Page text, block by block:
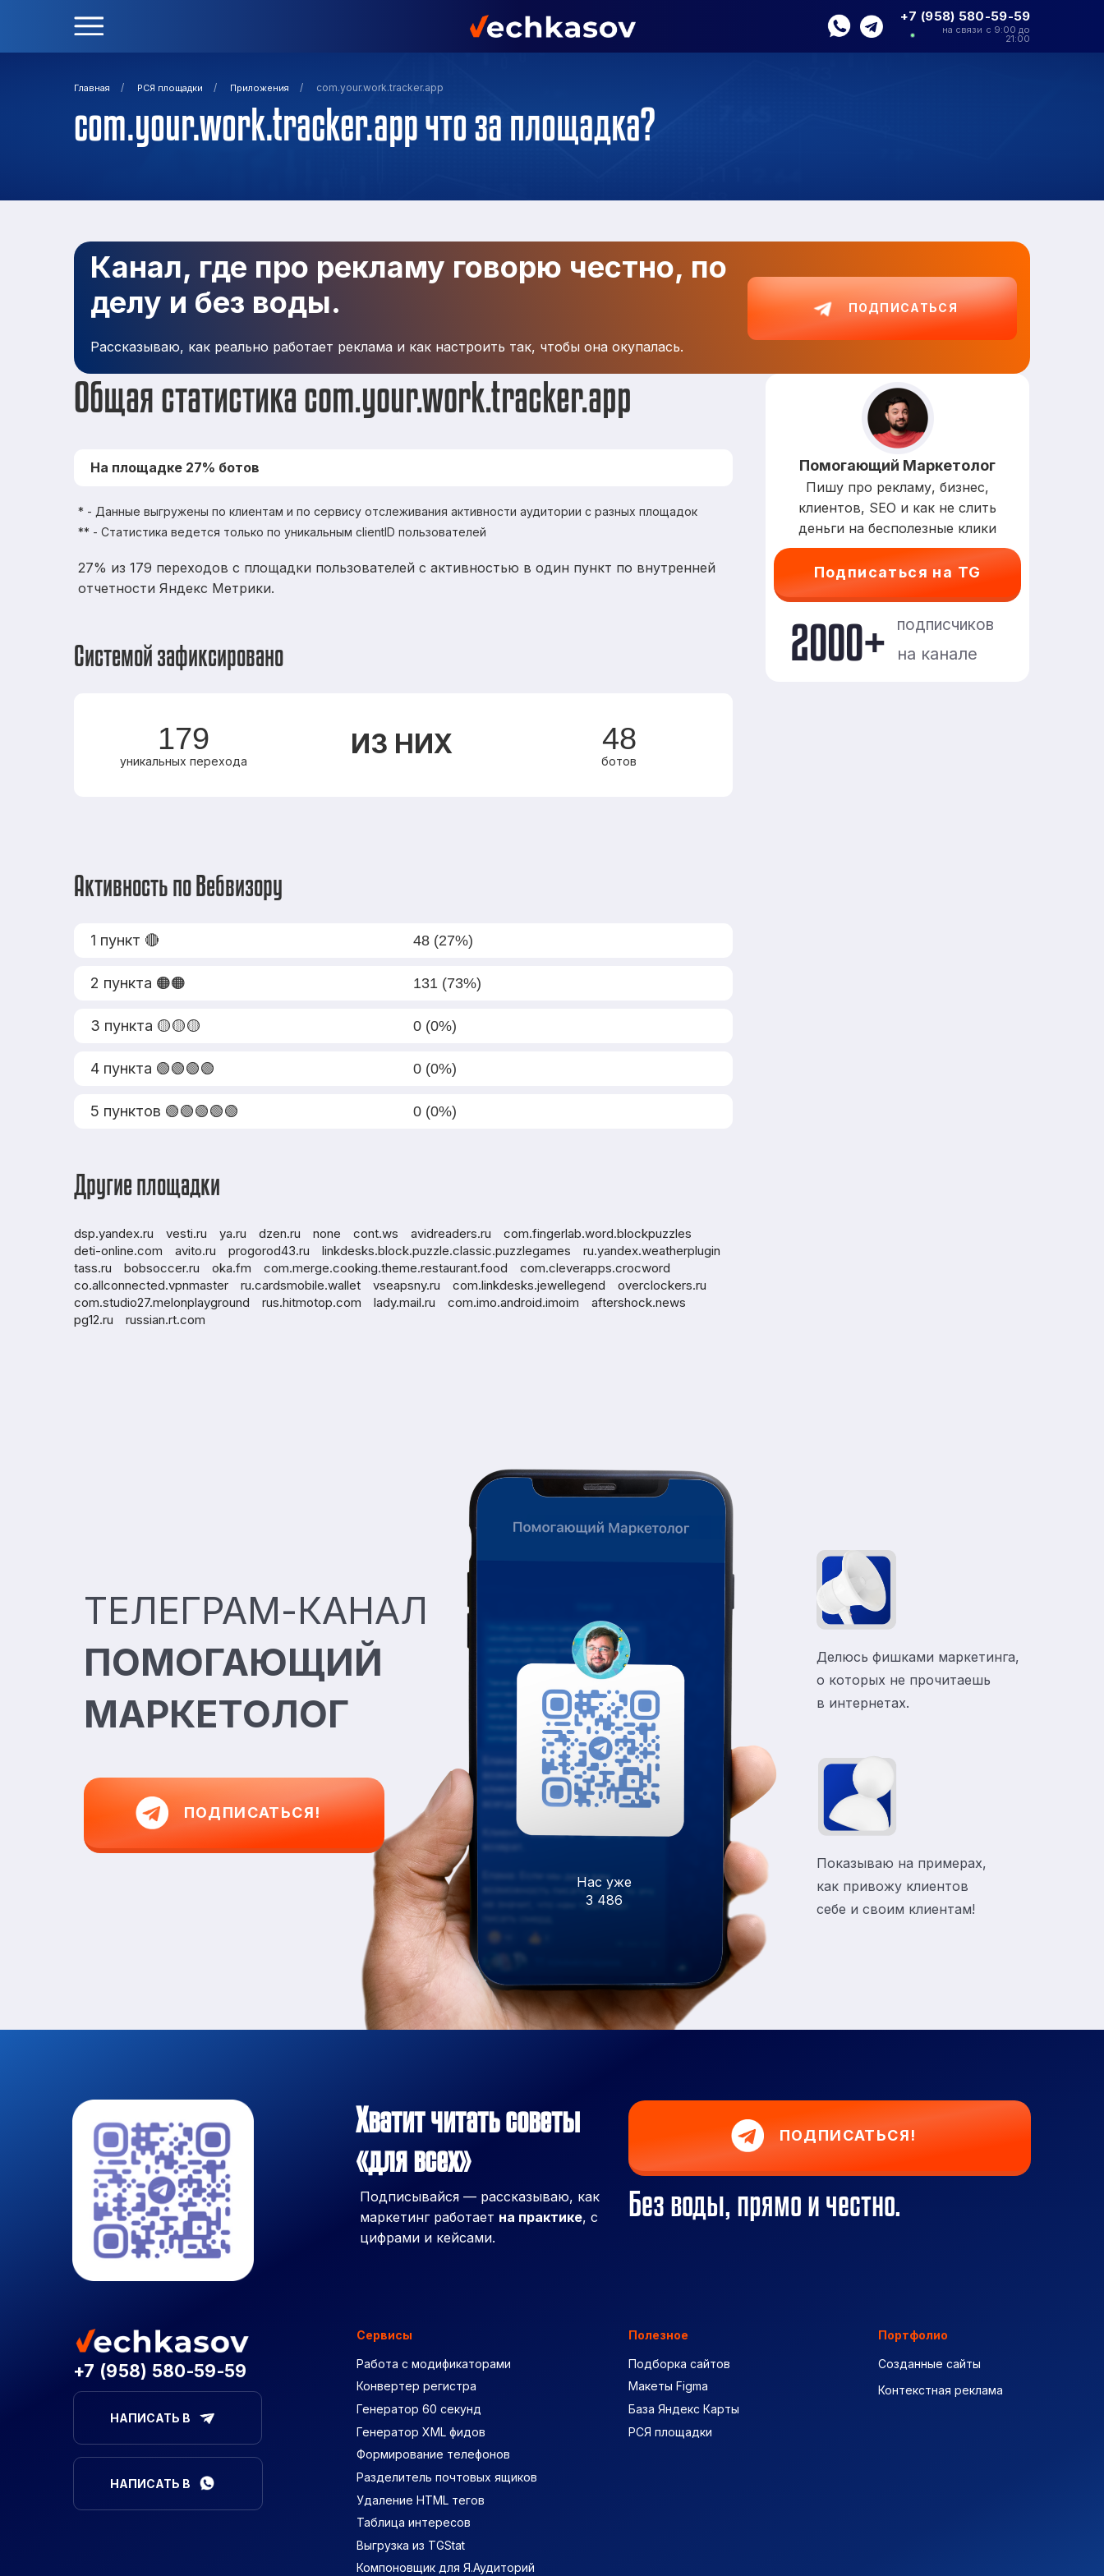
+7 (958) 580-59-59
на связи с 9:00 до
21:00
Главная / РСЯ площадки / Приложения / com.your.work.tracker.app
com.your.work.tracker.app что за площадка?
Канал, где про рекламу говорю честно, по
делу и без воды.
Рассказываю, как реально работает реклама и как настроить так, чтобы она окупалась.
ПОДПИСАТЬСЯ
Общая статистика com.your.work.tracker.app
На площадке 27% ботов
* - Данные выгружены по клиентам и по сервису отслеживания активности аудитории с разных площадок
** - Статистика ведется только по уникальным clientID пользователей
27% из 179 переходов с площадки пользователей с активностью в один пункт по внутренней
отчетности Яндекс Метрики.
Системой зафиксировано
179
уникальных перехода
ИЗ НИХ 48
ботов
Активность по Вебвизору
1 пункт 🔴 48 (27%)
2 пункта 🟠🟠 131 (73%)
3 пункта 🟡🟡🟡 0 (0%)
4 пункта 🟢🟢🟢🟢 0 (0%)
5 пунктов 🟢🟢🟢🟢🟢 0 (0%)
Другие площадки
dsp.yandex.ru vesti.ru ya.ru dzen.ru none cont.ws avidreaders.ru
com.fingerlab.word.blockpuzzles
deti-online.com
avito.ru progorod43.ru linkdesks.block.puzzle.classic.puzzlegames
ru.yandex.weatherplugin
tass.ru
bobsoccer.ru oka.fm com.merge.cooking.theme.restaurant.food
com.cleverapps.crocword
co.allconnected.vpnmaster
ru.cardsmobile.wallet vseapsny.ru com.linkdesks.jewellegend
overclockers.ru
com.studio27.melonplayground
rus.hitmotop.com lady.mail.ru com.imo.android.imoim
aftershock.news
pg12.ru
russian.rt.com
Помогающий Маркетолог
Пишу про рекламу, бизнес,
клиентов, SEO и как не слить
деньги на бесполезные клики
Подписаться на TG
2000+ подписчиков
на канале
ТЕЛЕГРАМ-КАНАЛ
ПОМОГАЮЩИЙ
МАРКЕТОЛОГ
ПОДПИСАТЬСЯ!
Делюсь фишками маркетинга,
о которых не прочитаешь
в интернетах.
Показываю на примерах,
как привожу клиентов
себе и своим клиентам!
Нас уже
3 486
Хватит читать советы
«для всех»
Подписывайся — рассказываю, как
маркетинг работает на практике, с
цифрами и кейсами.
ПОДПИСАТЬСЯ!
Без воды, прямо и честно.
+7 (958) 580-59-59
НАПИСАТЬ В
НАПИСАТЬ В
Сервисы
Работа с модификаторами
Конвертер регистра
Генератор 60 секунд
Генератор XML фидов
Формирование телефонов
Разделитель почтовых ящиков
Удаление HTML тегов
Таблица интересов
Выгрузка из TGStat
Компоновщик для Я.Аудиторий
Полезное
Подборка сайтов
Макеты Figma
База Яндекс Карты
РСЯ площадки
Портфолио
Созданные сайты
Контекстная реклама